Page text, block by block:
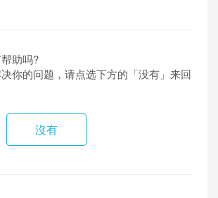
助吗?
你的问题，请点选下方的「没有」来回
沒有